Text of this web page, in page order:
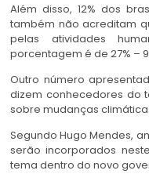
Além disso, 12% dos
também não acreditam
pelas atividades
porcentagem é de 27% –
Outro número
dizem conhecedores do
sobre mudanças
Segundo Hugo Mendes,
serão incorporados
tema dentro do novo